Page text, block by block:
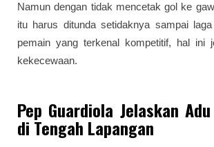
Namun dengan tidak mencetak gol ke
itu harus ditunda setidaknya sampai
pemain yang terkenal kompetitif, hal ini
kekecewaan.
Pep Guardiola Jelaskan
di Tengah Lapangan